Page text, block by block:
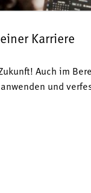
Karriere
Auch im
und